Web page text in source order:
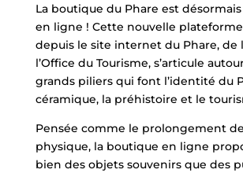
La boutique du Phare est
en ligne ! Cette nouvelle
depuis le site internet du Phare, de
l’Office du Tourisme, s’articule
grands piliers qui font l’identité du
céramique, la préhistoire et le
Pensée comme le prolongement
physique, la boutique en ligne
bien des objets souvenirs que des